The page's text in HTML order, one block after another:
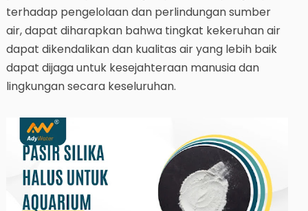
terhadap pengelolaan dan perlindungan sumber
air, dapat diharapkan bahwa tingkat kekeruhan air
dapat dikendalikan dan kualitas air yang lebih baik
dapat dijaga untuk kesejahteraan manusia dan
lingkungan secara keseluruhan.